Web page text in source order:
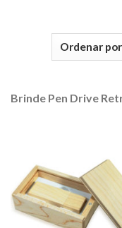
Brinde Pen Drive